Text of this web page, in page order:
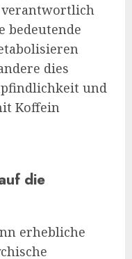
bedeutende
dies
und
Koffein
die
erhebliche